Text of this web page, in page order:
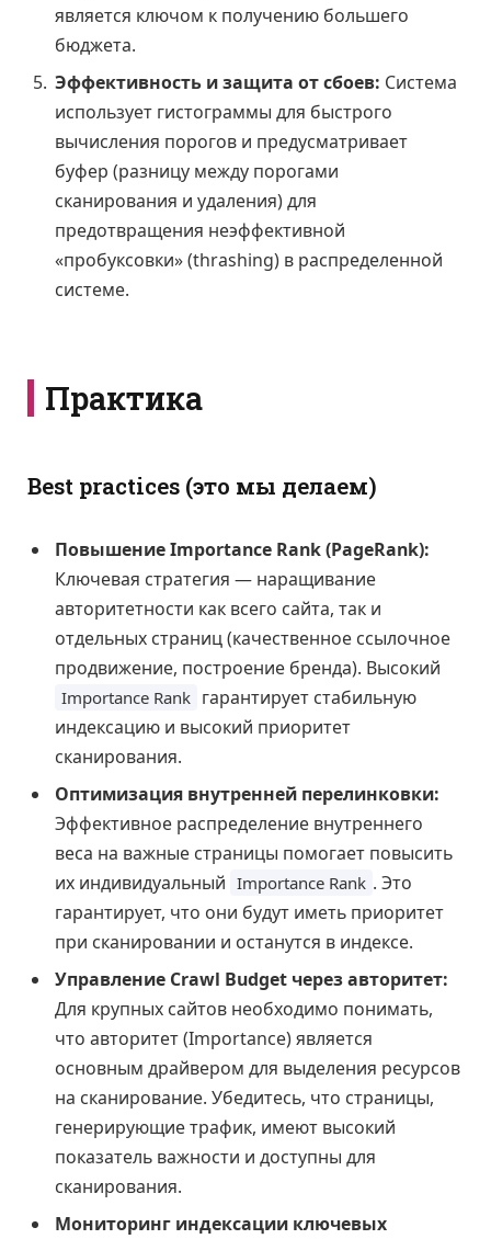
является ключом к получению большего
бюджета.
Эффективность и защита от сбоев: Система
использует гистограммы для быстрого
вычисления порогов и предусматривает
буфер (разницу между порогами
сканирования и удаления) для
предотвращения неэффективной
«пробуксовки» (thrashing) в распределенной
системе.
Практика
Best practices (это мы делаем)
Повышение Importance Rank (PageRank):
Ключевая стратегия — наращивание
авторитетности как всего сайта, так и
отдельных страниц (качественное ссылочное
продвижение, построение бренда). Высокий
Importance Rank гарантирует стабильную
индексацию и высокий приоритет
сканирования.
Оптимизация внутренней перелинковки:
Эффективное распределение внутреннего
веса на важные страницы помогает повысить
их индивидуальный Importance Rank . Это
гарантирует, что они будут иметь приоритет
при сканировании и останутся в индексе.
Управление Crawl Budget через авторитет:
Для крупных сайтов необходимо понимать,
что авторитет (Importance) является
основным драйвером для выделения ресурсов
на сканирование. Убедитесь, что страницы,
генерирующие трафик, имеют высокий
показатель важности и доступны для
сканирования.
Мониторинг индексации ключевых